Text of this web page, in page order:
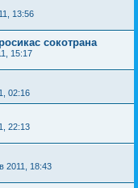
13:56
сокотрана
15:17
02:16
22:13
2011, 18:43